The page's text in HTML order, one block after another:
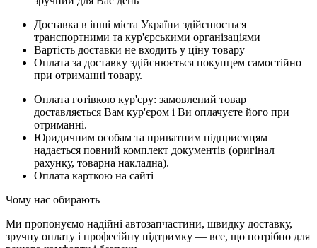
Доставка в інші міста України здійснюється
транспортними та кур'єрськими організаціями
Вартість доставки не входить у ціну товару
Оплата за доставку здійснюється покупцем самостійно
при отриманні товару.
Оплата готівкою кур'єру: замовлений товар
доставляється Вам кур'єром і Ви оплачуєте його при
отриманні.
Юридичним особам та приватним підприємцям
надається повний комплект документів (оригінал
рахунку, товарна накладна).
Оплата карткою на сайті
Чому нас обирають
Ми пропонуємо надійні автозапчастини, швидку доставку,
зручну оплату і професійну підтримку — все, що потрібно для